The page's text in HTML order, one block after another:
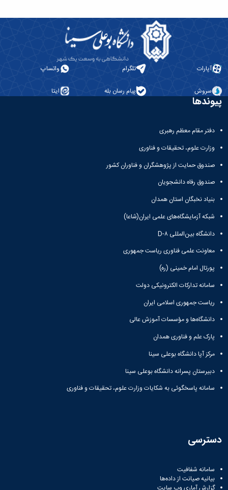
آپارات تلگرام واتساپ
سروش پیام رسان بله ایتا
پیوندها
دفتر مقام معظم رهبری
وزارت علوم، تحقیقات و فناوری
صندوق حمایت از پژوهشگران و فناوران کشور
صندوق رفاه دانشجویان
بنیاد نخبگان استان همدان
شبکه آزمایشگاه‌های علمی ایران(شاعا)
دانشگاه بین‌المللی D-۸
معاونت علمی فناوری ریاست جمهوری
پورتال امام خمینی (ره)
سامانه تدارکات الکترونیکی دولت
ریاست جمهوری اسلامی ایران
دانشگاه‌ها و مؤسسات آموزش عالی
پارک علم و فناوری همدان
مرکز آپا دانشگاه بوعلی سینا
دبیرستان پسرانه دانشگاه بوعلی سینا
سامانه پاسخگوئی به شکایات وزارت علوم، تحقیقات و فناوری
دسترسی
سامانه شفافیت
بیانیه صیانت از داده‌ها
گزارش آماری وب‌ سایت